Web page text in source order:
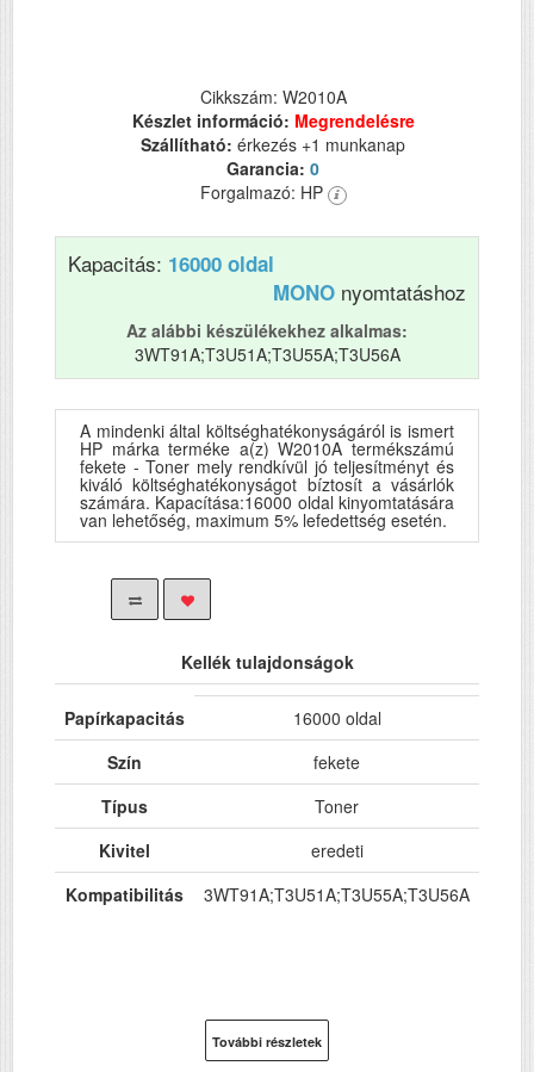
Cikkszám: W2010A
Készlet információ: Megrendelésre
Szállítható: érkezés +1 munkanap
Garancia: 0
Forgalmazó: HP
Kapacitás: 16000 oldal
MONO nyomtatáshoz
Az alábbi készülékekhez alkalmas:
3WT91A;T3U51A;T3U55A;T3U56A
A mindenki által költséghatékonyságáról is ismert
HP márka terméke a(z) W2010A termékszámú
fekete - Toner mely rendkívül jó teljesítményt és
kiváló költséghatékonyságot bíztosít a vásárlók
számára. Kapacítása:16000 oldal kinyomtatására
van lehetőség, maximum 5% lefedettség esetén.
Kellék tulajdonságok
Papírkapacitás
16000 oldal
Szín
fekete
Típus
Toner
Kivitel
eredeti
Kompatibilitás
3WT91A;T3U51A;T3U55A;T3U56A
További részletek